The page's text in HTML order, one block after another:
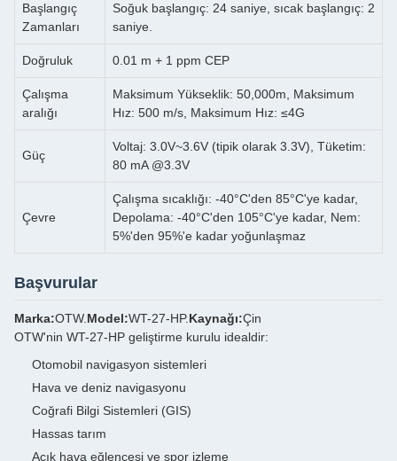
Başlangıç
Zamanları
Soğuk başlangıç: 24 saniye, sıcak başlangıç: 2
saniye.
Doğruluk 0.01 m + 1 ppm CEP
Çalışma
aralığı
Maksimum Yükseklik: 50,000m, Maksimum
Hız: 500 m/s, Maksimum Hız: ≤4G
Güç
Voltaj: 3.0V~3.6V (tipik olarak 3.3V), Tüketim:
80 mA @3.3V
Çevre
Çalışma sıcaklığı: -40°C'den 85°C'ye kadar,
Depolama: -40°C'den 105°C'ye kadar, Nem:
5%'den 95%'e kadar yoğunlaşmaz
Başvurular
Marka:OTW. Model:WT-27-HP.Kaynağı:Çin
OTW'nin WT-27-HP geliştirme kurulu idealdir:
Otomobil navigasyon sistemleri
Hava ve deniz navigasyonu
Coğrafi Bilgi Sistemleri (GIS)
Hassas tarım
Açık hava eğlencesi ve spor izleme